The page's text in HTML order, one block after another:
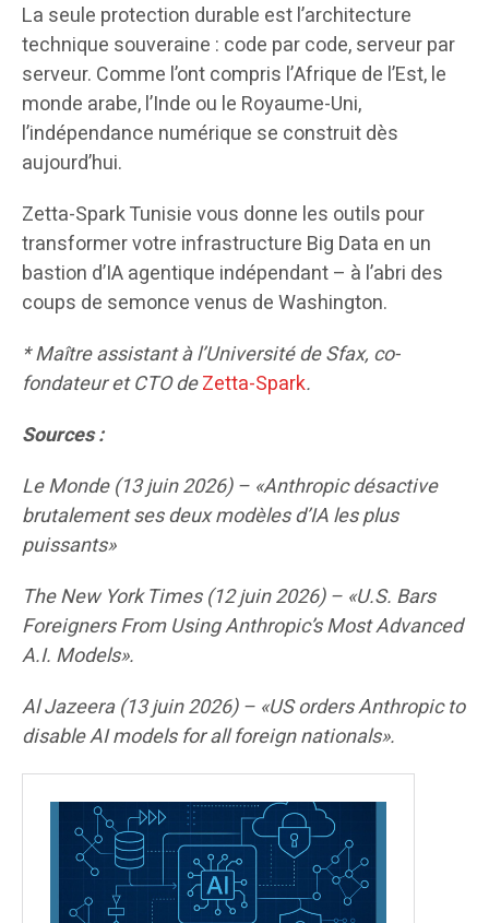
La seule protection durable est l’architecture
technique souveraine : code par code, serveur par
serveur. Comme l’ont compris l’Afrique de l’Est, le
monde arabe, l’Inde ou le Royaume-Uni,
l’indépendance numérique se construit dès
aujourd’hui.
Zetta-Spark Tunisie vous donne les outils pour
transformer votre infrastructure Big Data en un
bastion d’IA agentique indépendant – à l’abri des
coups de semonce venus de Washington.
* Maître assistant à l’Université de Sfax, co-
fondateur et CTO deZetta-Spark.
Sources :
Le Monde (13 juin 2026) – «Anthropic désactive
brutalement ses deux modèles d’IA les plus
puissants»
The New York Times (12 juin 2026) – «U.S. Bars
Foreigners From Using Anthropic’s Most Advanced
A.I. Models».
Al Jazeera (13 juin 2026) – «US orders Anthropic to
disable AI models for all foreign nationals».